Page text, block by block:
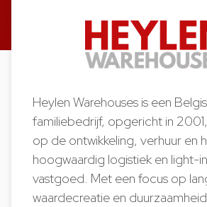
Heylen Warehouses is een
familiebedrijf, opgericht in
op de ontwikkeling, verhuur en
hoogwaardig logistiek en light-
vastgoed. Met een focus op
waardecreatie en